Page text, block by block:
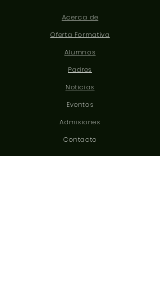
Acerca de
Oferta Formativa
Alumnos
Padres
Noticias
Eventos
Admisiones
Contacto